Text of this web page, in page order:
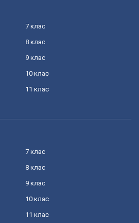
7 клас
8 клас
9 клас
10 клас
11 клас
7 клас
8 клас
9 клас
10 клас
11 клас